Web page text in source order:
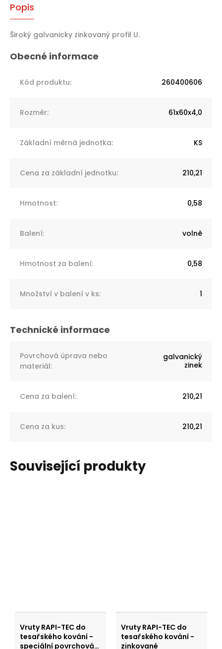
Popis
Široký galvanicky zinkovaný profil U.
Kód produktu: 260400606
Rozměr: 61x60x4,0
Základní měrná jednotka: KS
Cena za základní jednotku: 210,21
Hmotnost: 0,58
Balení: volně
Hmotnost za balení: 0,58
Množství v balení v ks: 1
Povrchová úprava nebo
materiál:
galvanický
zinek
Cena za balení: 210,21
Cena za kus: 210,21
Související produkty
Vruty RAPI-TEC do
tesařského kování -
speciální povrchová
Vruty RAPI-TEC do
tesařského kování -
zinkované